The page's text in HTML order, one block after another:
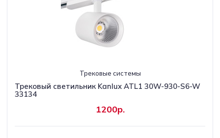
Трековые системы
Трековый светильник Kanlux ATL1 30W-930-S6-W
33134
1200р.